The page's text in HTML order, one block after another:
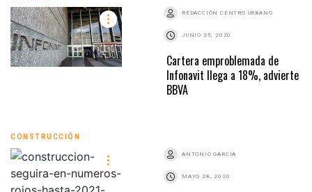
REDACCIÓN CENTRO URBANO
JUNIO 25, 2020
Cartera emproblemada de
Infonavit llega a 18%, advierte
BBVA
CONSTRUCCIÓN
ANTONIO GARCÍA
MAYO 28, 2020